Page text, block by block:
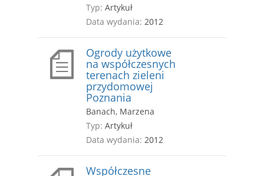
Typ: Artykuł
Data wydania: 2012
Ogrody użytkowe
na współczesnych
terenach zieleni
przydomowej
Poznania
Banach, Marzena
Typ: Artykuł
Data wydania: 2012
Współczesne